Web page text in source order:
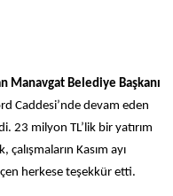
Manavgat Belediye Başkanı
Caddesi’nde devam eden
23 milyon TL’lik bir yatırım
Kasım ayı
herkese teşekkür etti.